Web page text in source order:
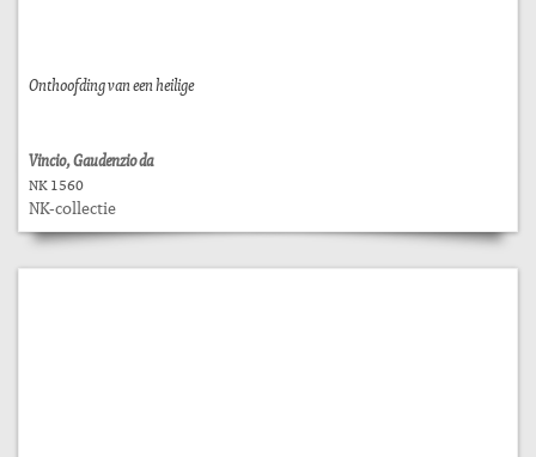
Onthoofding van een heilige
Vincio, Gaudenzio da
NK 1560
NK-collectie